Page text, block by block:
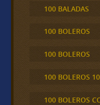
100 BALADAS
100 BOLEROS
100 BOLEROS
100 BOLEROS
100 BOLEROS